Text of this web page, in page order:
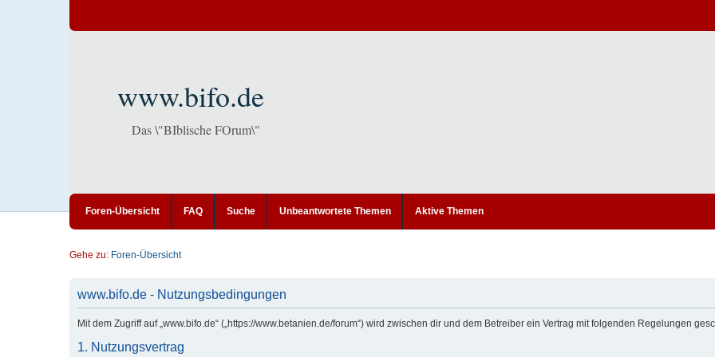
www.bifo.de
Das \"BIblische FOrum\"
Foren-Übersicht FAQ Suche Unbeantwortete Themen Aktive Themen
Gehe zu: Foren-Übersicht
www.bifo.de - Nutzungsbedingungen
Mit dem Zugriff auf „www.bifo.de“ („https://www.betanien.de/forum“) wird zwischen dir und dem Betreiber ein Vertrag mit folgenden Regelungen
1. Nutzungsvertrag